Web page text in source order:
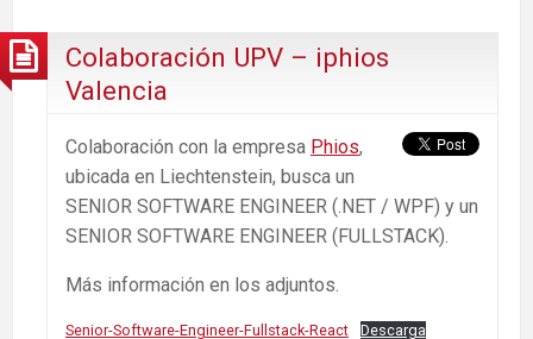
Colaboración UPV – iphios
Valencia
Colaboración con la empresa Phios,
ubicada en Liechtenstein, busca un
SENIOR SOFTWARE ENGINEER (.NET / WPF) y un
SENIOR SOFTWARE ENGINEER (FULLSTACK).
Más información en los adjuntos.
Senior-Software-Engineer-Fullstack-React
Descarga